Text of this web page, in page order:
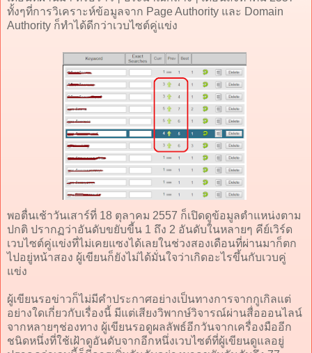
ทั้งๆที่การวิเคราะห์ข้อมูลจาก Page Authority และ Domain
Authority ก็ทำได้ดีกว่าเวบไซต์คู่แข่ง
พอตื่นเช้าวันเสาร์ที่ 18 ตุลาคม 2557 ก็เปิดดูข้อมูลตำแหน่งตาม
ปกติ ปรากฏว่าอันดับขยับขี้น 1 ถึง 2 อันดับในหลายๆ คีย์เวิร์ด
เวบไซต์คู่แข่งที่ไม่เคยแซงได้เลยในช่วงสองเดือนที่ผ่านมาก็ตก
ไปอยู่หน้าสอง ผู้เขียนก็ยังไม่ได้มั่นใจว่าเกิดอะไรขึ้นกับเวบคู่
แข่ง
ผู้เขียนรอข่าวก็ไม่มีคำประกาศอย่างเป็นทางการจากกูเกิลแต่
อย่างใดเกี่ยวกับเรื่องนี้ มีแต่เสียงวิพากษ์วิจารณ์ผ่านสื่อออนไลน์
จากหลายๆช่องทาง ผู้เขียนรอดูผลลัพธ์อีกวันจากเครื่องมืออีก
ชนิดหนึ่งที่ใช้เฝ้าดูอันดับจากอีกหนึ่งเวบไซต์ที่ผู้เขียนดูแลอยู่